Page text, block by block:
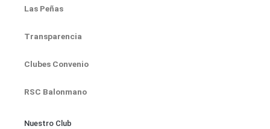
Las Peñas
Transparencia
Clubes Convenio
RSC Balonmano
Nuestro Club